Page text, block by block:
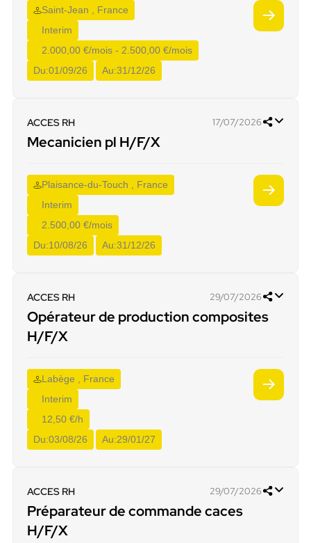
Saint-Jean , France
Interim
2.000,00 €/mois - 2.500,00 €/mois
Du:01/09/26 Au:31/12/26
ACCES RH 17/07/2026
Mecanicien pl H/F/X
Plaisance-du-Touch , France
Interim
2.500,00 €/mois
Du:10/08/26 Au:31/12/26
ACCES RH 29/07/2026
Opérateur de production composites
H/F/X
Labège , France
Interim
12,50 €/h
Du:03/08/26 Au:29/01/27
ACCES RH 29/07/2026
Préparateur de commande caces
H/F/X